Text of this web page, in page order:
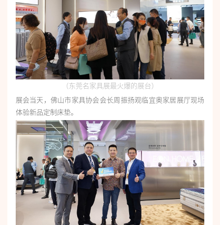
（东莞名家具展最火爆的展台）
展会当天，佛山市家具协会会长周振扬观临宜奥家居展厅现场
体验新品定制床垫。